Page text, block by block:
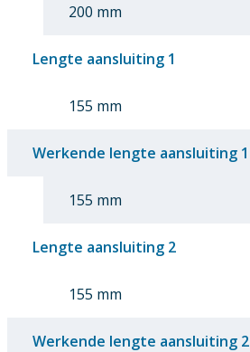
200 mm
Lengte aansluiting 1
155 mm
Werkende lengte aansluiting 1
155 mm
Lengte aansluiting 2
155 mm
Werkende lengte aansluiting 2